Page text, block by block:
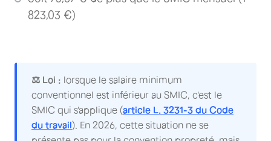
823,03 €)
⚖️ Loi : lorsque le salaire minimum
conventionnel est inférieur au SMIC, c'est le
SMIC qui s'applique (article L. 3231-3 du Code
du travail). En 2026, cette situation ne se